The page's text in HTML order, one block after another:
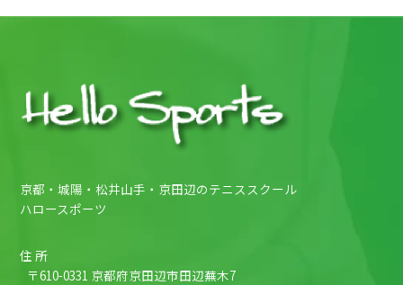
京都・城陽・松井山手・京田辺のテニススクール
ハロースポーツ
住 所
〒610-0331 京都府京田辺市田辺蕪木7